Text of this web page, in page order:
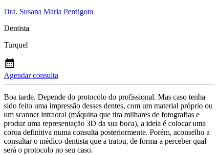
Dra. Susana Maria Perdigoto
Dentista
Turquel
Agendar consulta
Boa tarde. Depende do protocolo do profissional. Mas caso tenha
sido feito uma impressão desses dentes, com um material próprio ou
um scanner intraoral (máquina que tira milhares de fotografias e
produz uma representação 3D da sua boca), a ideia é colocar uma
coroa definitiva numa consulta posteriormente. Porém, aconselho a
consultar o médico-dentista que a tratou, de forma a perceber qual
será o protocolo no seu caso.